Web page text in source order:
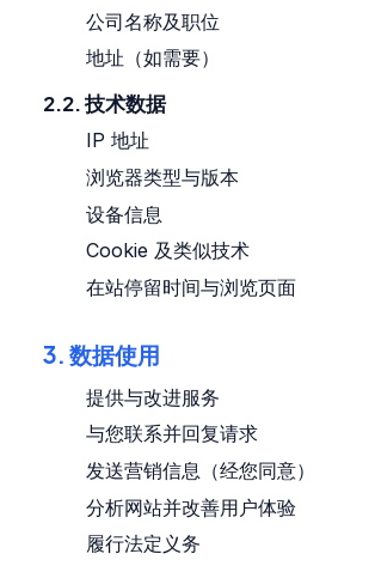
公司名称及职位
地址（如需要）
2.2. 技术数据
IP 地址
浏览器类型与版本
设备信息
Cookie 及类似技术
在站停留时间与浏览页面
3. 数据使用
提供与改进服务
与您联系并回复请求
发送营销信息（经您同意）
分析网站并改善用户体验
履行法定义务